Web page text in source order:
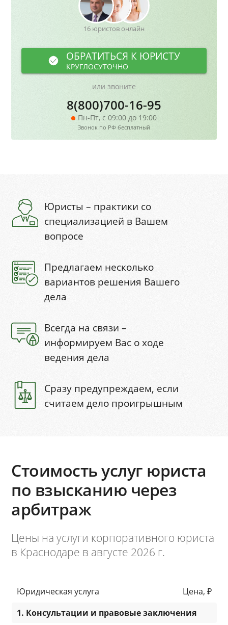
16 юристов онлайн
ОБРАТИТЬСЯ К ЮРИСТУ
КРУГЛОСУТОЧНО
или звоните
8(800)700-16-95
Пн-Пт, с 09:00 до 19:00
Звонок по РФ бесплатный
Юристы – практики со
специализацией в Вашем
вопросе
Предлагаем несколько
вариантов решения Вашего
дела
Всегда на связи –
информируем Вас о ходе
ведения дела
Сразу предупреждаем, если
считаем дело проигрышным
Стоимость услуг юриста
по взысканию через
арбитраж
Цены на услуги корпоративного юриста
в Краснодаре в августе 2026 г.
Юридическая услуга
Цена, ₽
1. Консультации и правовые заключения